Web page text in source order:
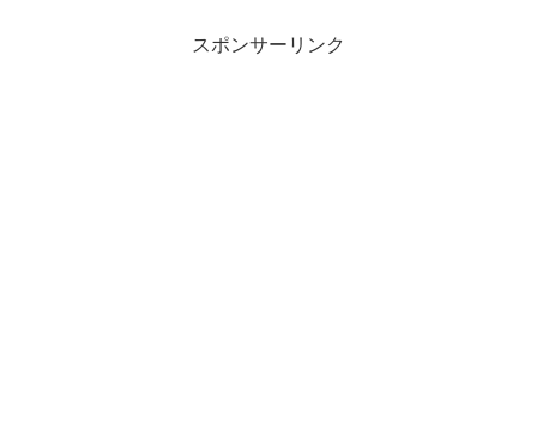
スポンサーリンク